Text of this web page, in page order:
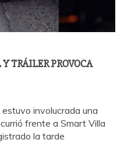
TRÁILER PROVOCA
involucrada una
frente a Smart Villa
la tarde